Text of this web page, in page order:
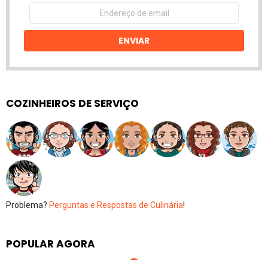
Endereço
email
ENVIAR
COZINHEIROS DE SERVIÇO
Problema? Perguntas e Respostas de Culinária!
POPULAR AGORA